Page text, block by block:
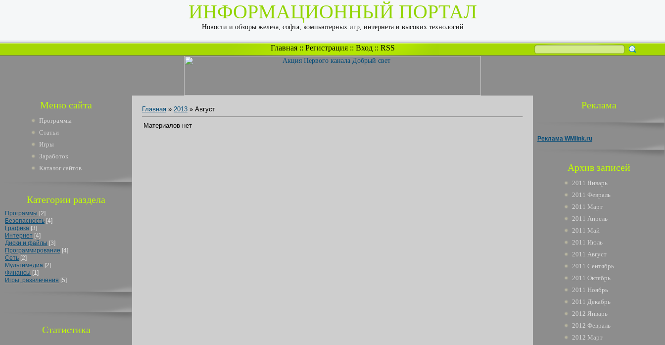
ИНФОРМАЦИОННЫЙ ПОРТАЛ
Новости и обзоры железа, софта, компьютерных игр, интернета и высоких технологий
Главная:: Регистрация:: Вход:: RSS
Меню сайта
Программы
Статьи
Игры
Заработок
Каталог сайтов
Категории раздела
Программы [2]
Безопасность [4]
Графика [3]
Интернет [4]
Диски и файлы [3]
Программирование [4]
Сеть [2]
Мультимедиа [2]
Финансы [1]
Игры, развлечения [5]
Статистика
Главная » 2013 » Август
Материалов нет
Реклама
Реклама WMlink.ru
Архив записей
2011 Январь
2011 Февраль
2011 Март
2011 Апрель
2011 Май
2011 Июль
2011 Август
2011 Сентябрь
2011 Октябрь
2011 Ноябрь
2011 Декабрь
2012 Январь
2012 Февраль
2012 Март